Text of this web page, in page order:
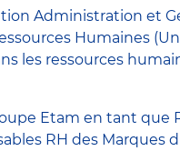
Administration et
Humaines
les ressources
Etam en tant que
RH des Marques